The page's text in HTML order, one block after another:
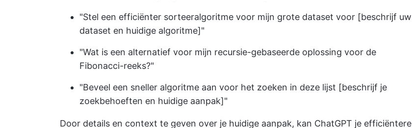
"Stel een efficiënter sorteeralgoritme voor mijn grote dataset voor [beschrijf uw
dataset en huidige algoritme]"
"Wat is een alternatief voor mijn recursie-gebaseerde oplossing voor de
Fibonacci-reeks?"
"Beveel een sneller algoritme aan voor het zoeken in deze lijst [beschrijf je
zoekbehoeften en huidige aanpak]"
Door details en context te geven over je huidige aanpak, kan ChatGPT je efficiëntere